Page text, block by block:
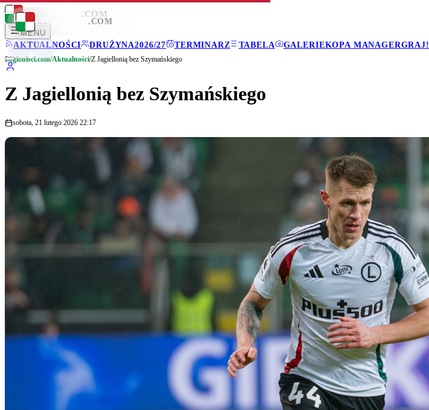
LEGIONISCI .COM
MENU
AKTUALNOŚCI
DRUŻYNA2026/27 TERMINARZ TABELA GALERIEKOPA MANAGERGRAJ!
LEGIONISCI .COM
Legionisci.com/Aktualności/Z Jagiellonią bez Szymańskiego
Z Jagiellonią bez Szymańskiego
sobota, 21 lutego 2026 22:17